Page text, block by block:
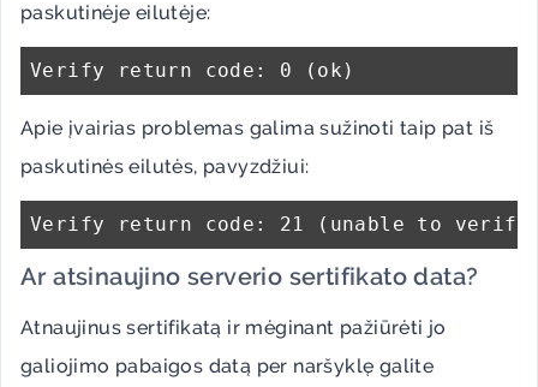
paskutinėje eilutėje:
Apie įvairias problemas galima sužinoti taip pat iš
paskutinės eilutės, pavyzdžiui:
Ar atsinaujino serverio sertifikato data?
Atnaujinus sertifikatą ir mėginant pažiūrėti jo
galiojimo pabaigos datą per naršyklę galite